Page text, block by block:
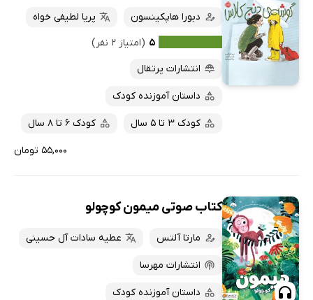
دبورا هاپکینسون
پریا لطیفی خواه
۵ (امتیاز ۲ نفر)
انتشارات پرتقال
داستان آموزنده کودک
کودک 3 تا 5 سال کودک 6 تا 8 سال
۵۵,۰۰۰ تومان
کتاب صوتی میمون کوچولو
مارتا آلتس عطیه سادات آل حسینی
انتشارات مهرسا
داستان آموزنده کودک